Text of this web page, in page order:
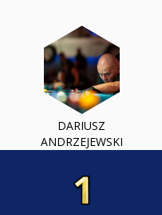
DARIUSZ
ANDRZEJEWSKI